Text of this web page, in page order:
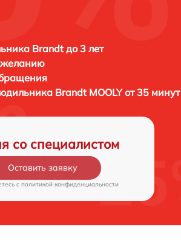
Brandt до 3 лет
желанию
Brandt MOOLY от 35 минут
со специалистом
Оставить заявку
c политикой конфиденциальности